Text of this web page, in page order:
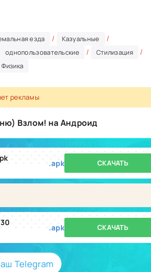
езда / Казуальные /
однопользовательские / Стилизация /
Физика
рекламы
Взлом! на Андроид
.apk СКАЧАТЬ
.apk СКАЧАТЬ
Telegram